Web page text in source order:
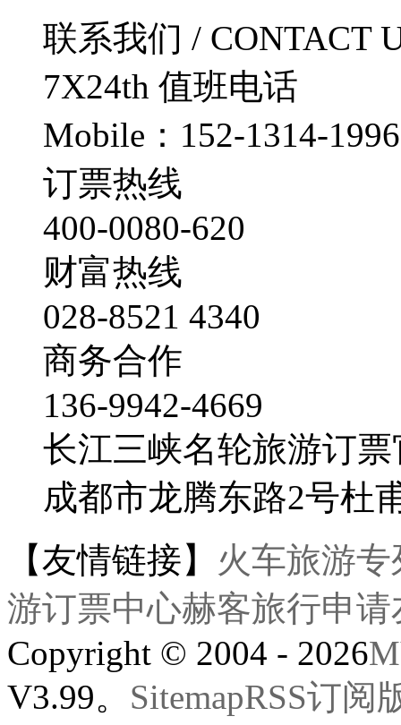
联系我们 / CONTACT
7X24th 值班电话
Mobile：152-1314-1996
订票热线
400-0080-620
财富热线
028-8521 4340
商务合作
136-9942-4669
长江三峡名轮旅游订
成都市龙腾东路2号杜
【友情链接】 火车旅游专
游订票中心赫客旅行申请
Copyright © 2004 - 2026
V3.99。 SitemapRSS订阅